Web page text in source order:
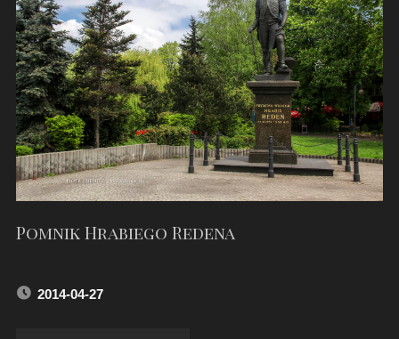
Pomnik Hrabiego Redena
2014-04-27